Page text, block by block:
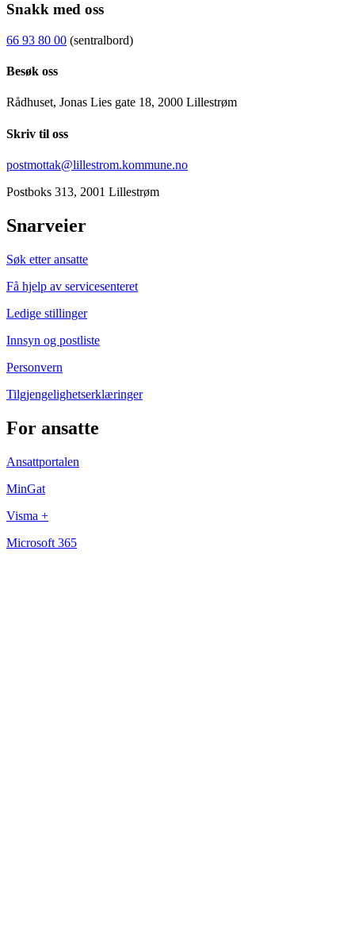
Snakk med oss
66 93 80 00 (sentralbord)
Besøk oss
Rådhuset, Jonas Lies gate 18, 2000 Lillestrøm
Skriv til oss
postmottak@lillestrom.kommune.no
Postboks 313, 2001 Lillestrøm
Snarveier
Søk etter ansatte
Få hjelp av servicesenteret
Ledige stillinger
Innsyn og postliste
Personvern
Tilgjengelighetserklæringer
For ansatte
Ansattportalen
MinGat
Visma +
Microsoft 365